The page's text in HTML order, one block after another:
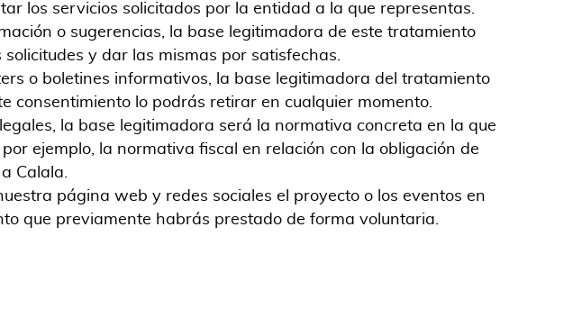
los servicios solicitados por la entidad a la que representas.
o sugerencias, la base legitimadora de este tratamiento
y dar las mismas por satisfechas.
o boletines informativos, la base legitimadora del tratamiento
consentimiento lo podrás retirar en cualquier momento.
la base legitimadora será la normativa concreta en la que
ejemplo, la normativa fiscal en relación con la obligación de
Calala.
página web y redes sociales el proyecto o los eventos en
que previamente habrás prestado de forma voluntaria.